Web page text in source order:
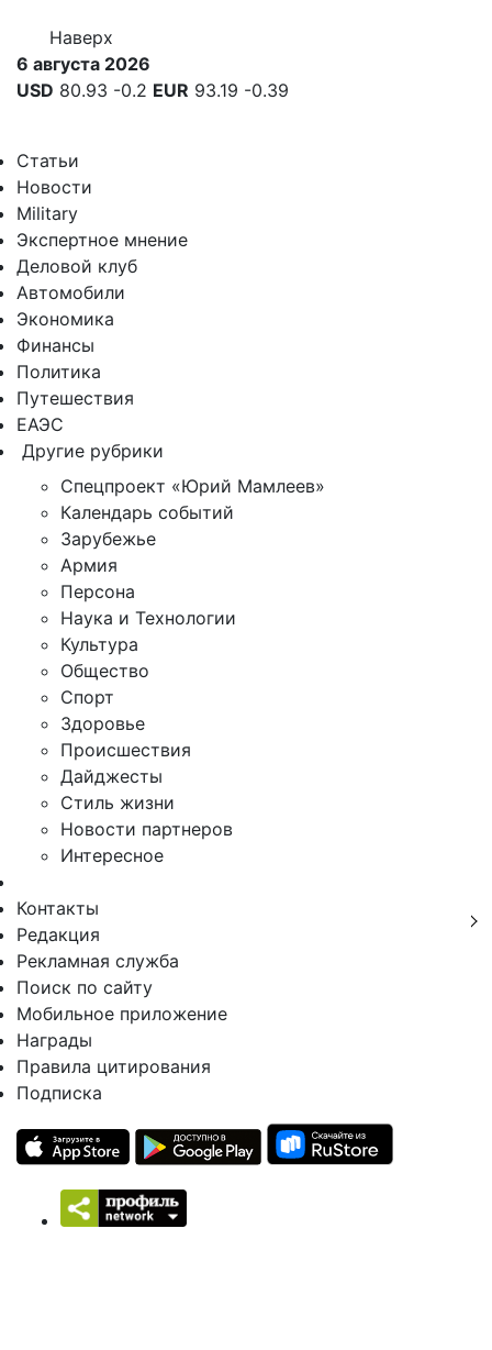
Наверх
6 августа 2026
USD 80.93 -0.2 EUR 93.19 -0.39
Статьи
Новости
Military
Экспертное мнение
Деловой клуб
Автомобили
Экономика
Финансы
Политика
Путешествия
ЕАЭС
Другие рубрики
Спецпроект «Юрий Мамлеев»
Календарь событий
Зарубежье
Армия
Персона
Наука и Технологии
Культура
Общество
Спорт
Здоровье
Происшествия
Дайджесты
Стиль жизни
Новости партнеров
Интересное
Контакты
Редакция
Рекламная служба
Поиск по сайту
Мобильное приложение
Награды
Правила цитирования
Подписка